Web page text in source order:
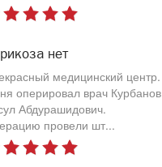
нет
медицинский центр.
оперировал врач Курбанов
Абдурашидович.
провели шт...